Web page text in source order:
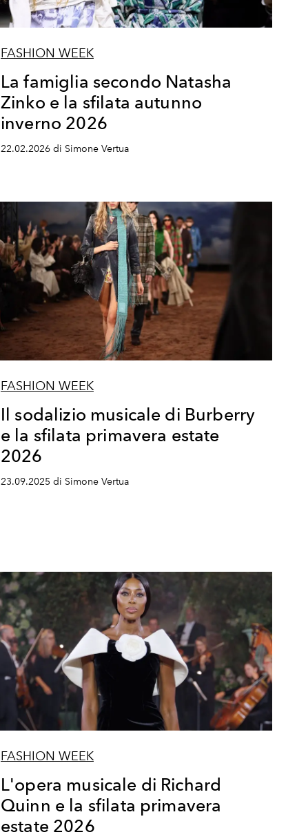
FASHION WEEK
La famiglia secondo Natasha
Zinko e la sfilata autunno
inverno 2026
22.02.2026 di Simone Vertua
FASHION WEEK
Il sodalizio musicale di Burberry
e la sfilata primavera estate
2026
23.09.2025 di Simone Vertua
FASHION WEEK
L'opera musicale di Richard
Quinn e la sfilata primavera
estate 2026